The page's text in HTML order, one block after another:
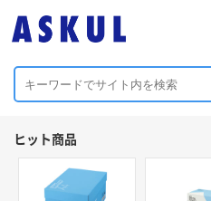
ヒット商品